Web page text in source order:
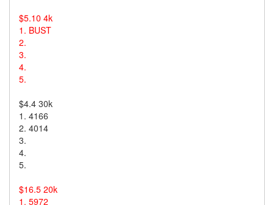
$5.10 4k
1. BUST
2.
3.
4.
5.
$4.4 30k
1. 4166
2. 4014
3.
4.
5.
$16.5 20k
1. 5972